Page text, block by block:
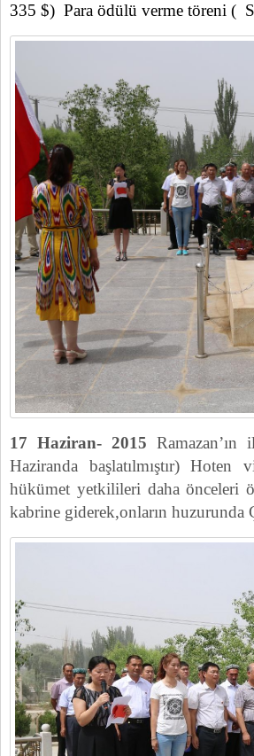
335 $) Para ödülü verme töreni (
17 Haziran- 2015
Haziranda başlatılmıştır)
hükümet yetkilileri daha önceleri
kabrine giderek,onların